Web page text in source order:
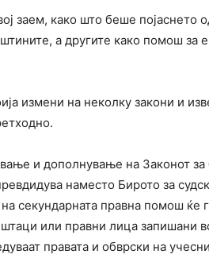
заем, како што беше појаснето
а другите како помош за
измени на неколку закони и
и дополнување на Законот
наместо Бирото за
секундарната правна помош ќе
или правни лица запишани
правата и обврски на